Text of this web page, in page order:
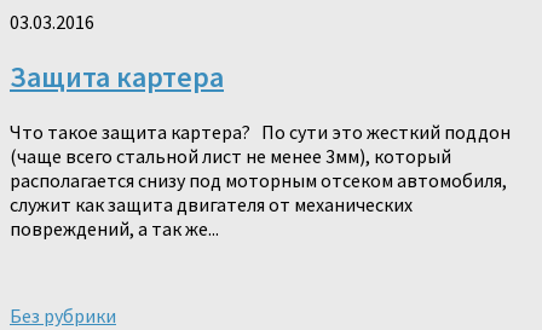
03.03.2016
Защита картера
Что такое защита картера? По сути это жесткий поддон
(чаще всего стальной лист не менее 3мм), который
располагается снизу под моторным отсеком автомобиля,
служит как защита двигателя от механических
повреждений, а так же...
Без рубрики